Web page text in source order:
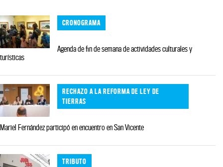
CRONOGRAMA
Agenda de fin de semana de actividades culturales y
turísticas
RECHAZO A LA REFORMA DE LEY DE
TIERRAS
Mariel Fernández participó en encuentro en San Vicente
TRIBUTO